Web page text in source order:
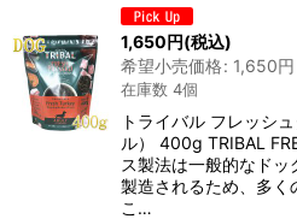
1,650円(税込)
希望小売価格: 1,650円
在庫数 4個
トライバル フレッシ
ル） 400g TRIBAL
ス製法は一般的なド
製造されるため、多く
こ…